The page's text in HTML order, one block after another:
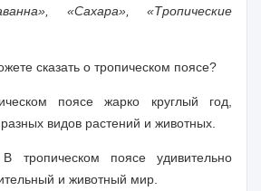
«Сахара», «Тропические
сказать о тропическом поясе?
поясе жарко круглый год,
видов растений и животных.
тропическом поясе удивительно
и животный мир.